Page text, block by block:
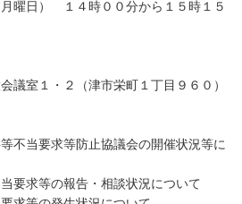
日） １４時００分から１５時１５
室１・２（津市栄町１丁目９６０）
当要求等防止協議会の開催状況等に
求等の報告・相談状況について